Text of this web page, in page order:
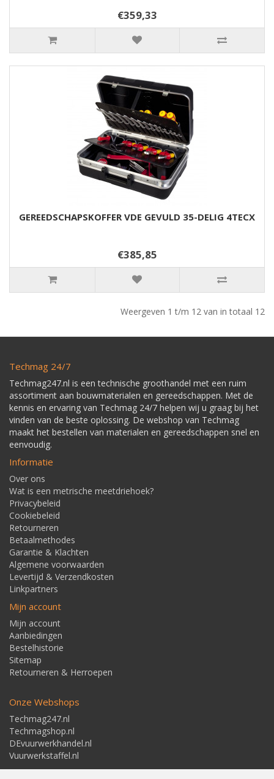
€359,33
GEREEDSCHAPSKOFFER VDE GEVULD 35-DELIG 4TECX
€385,85
Weergeven 1 t/m 12 van in totaal 12
Techmag 24/7
Techmag247.nl is een technische groothandel met een ruim
assortiment aan bouwmaterialen en gereedschappen. Met de
kennis en ervaring van Techmag 24/7 helpen wij u graag bij het
vinden van de beste oplossing. De webshop van Techmag
maakt het bestellen van materialen en gereedschappen snel en
eenvoudig.
Informatie
Over ons
Wat is een metrische meetdriehoek?
Privacybeleid
Cookiebeleid
Retourneren
Betaalmethodes
Garantie & Klachten
Algemene voorwaarden
Levertijd & Verzendkosten
Linkpartners
Mijn account
Mijn account
Aanbiedingen
Bestelhistorie
Sitemap
Retourneren & Herroepen
Onze Webshops
Techmag247.nl
Techmagshop.nl
DEvuurwerkhandel.nl
Vuurwerkstaffel.nl
Adresgegevens